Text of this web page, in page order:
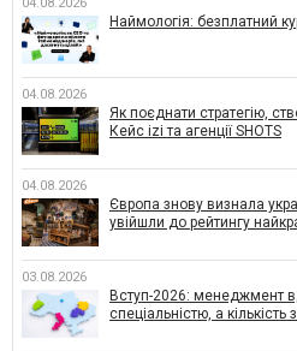
Наймологія: безплатний
04.08.2026
Як поєднати стратегію,
Кейс izi та агенції SHOTS
04.08.2026
Європа знову визнала
увійшли до рейтингу
03.08.2026
Вступ-2026: менеджмент
спеціальністю, а